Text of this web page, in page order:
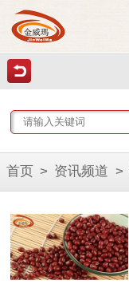
首页 > 资讯频道 >